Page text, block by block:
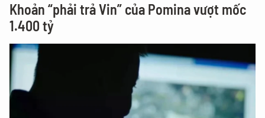
Khoản “phải trả Vin” của Pomina vượt mốc
1.400 tỷ